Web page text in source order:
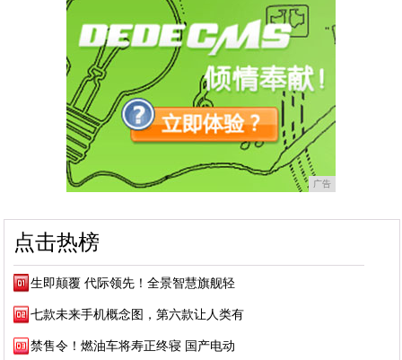
广告
点击热榜
生即颠覆 代际领先！全景智慧旗舰轻
七款未来手机概念图，第六款让人类有
禁售令！燃油车将寿正终寝 国产电动